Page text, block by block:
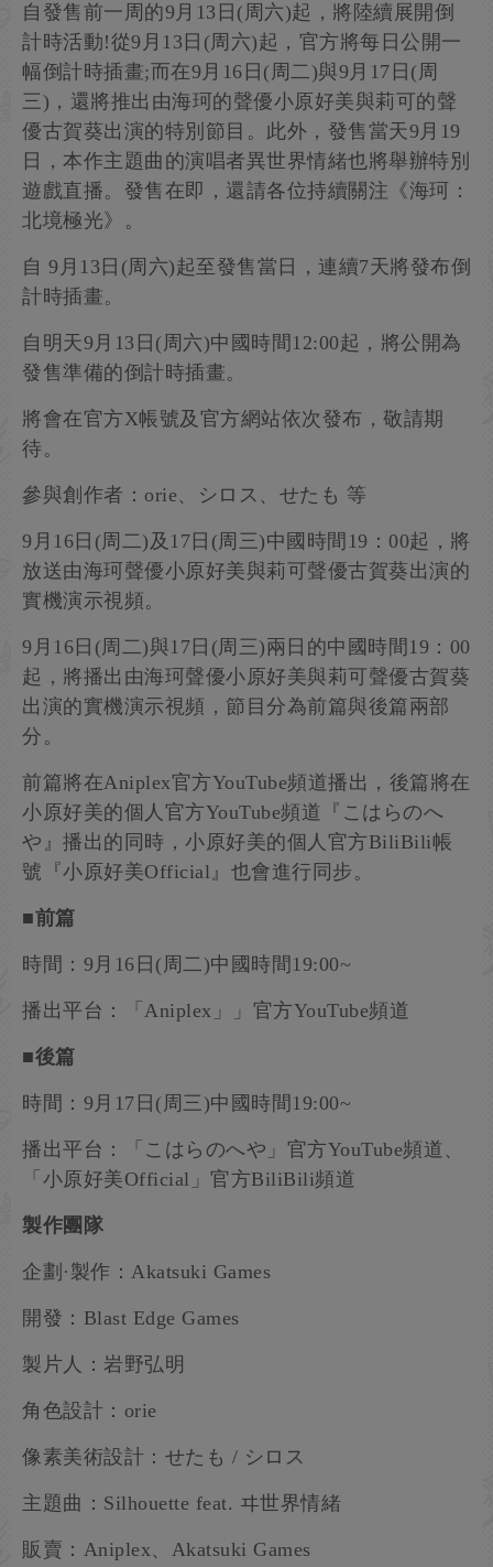
自發售前一周的9月13日(周六)起，將陸續展開倒
計時活動!從9月13日(周六)起，官方將每日公開一
幅倒計時插畫;而在9月16日(周二)與9月17日(周
三)，還將推出由海珂的聲優小原好美與莉可的聲
優古賀葵出演的特別節目。此外，發售當天9月19
日，本作主題曲的演唱者異世界情緒也將舉辦特別
遊戲直播。發售在即，還請各位持續關注《海珂：
北境極光》。
自 9月13日(周六)起至發售當日，連續7天將發布倒
計時插畫。
自明天9月13日(周六)中國時間12:00起，將公開為
發售準備的倒計時插畫。
將會在官方X帳號及官方網站依次發布，敬請期
待。
參與創作者：orie、シロス、せたも 等
9月16日(周二)及17日(周三)中國時間19：00起，將
放送由海珂聲優小原好美與莉可聲優古賀葵出演的
實機演示視頻。
9月16日(周二)與17日(周三)兩日的中國時間19：00
起，將播出由海珂聲優小原好美與莉可聲優古賀葵
出演的實機演示視頻，節目分為前篇與後篇兩部
分。
前篇將在Aniplex官方YouTube頻道播出，後篇將在
小原好美的個人官方YouTube頻道『こはらのへ
や』播出的同時，小原好美的個人官方BiliBili帳
號『小原好美Official』也會進行同步。
■前篇
時間：9月16日(周二)中國時間19:00~
播出平台：「Aniplex」」官方YouTube頻道
■後篇
時間：9月17日(周三)中國時間19:00~
播出平台：「こはらのへや」官方YouTube頻道、
「小原好美Official」官方BiliBili頻道
製作團隊
企劃·製作：Akatsuki Games
開發：Blast Edge Games
製片人：岩野弘明
角色設計：orie
像素美術設計：せたも / シロス
主題曲：Silhouette feat. ヰ世界情緒
販賣：Aniplex、Akatsuki Games